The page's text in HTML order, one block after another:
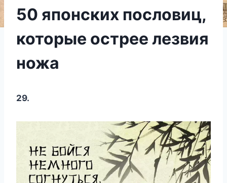
50 японских пословиц,
которые острее лезвия
ножа
29.